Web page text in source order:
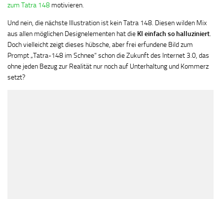
zum Tatra 148 motivieren.
Und nein, die nächste Illustration ist kein Tatra 148. Diesen wilden Mix
aus allen möglichen Designelementen hat die KI einfach so halluziniert.
Doch vielleicht zeigt dieses hübsche, aber frei erfundene Bild zum
Prompt „Tatra-148 im Schnee“ schon die Zukunft des Internet 3.0, das
ohne jeden Bezug zur Realität nur noch auf Unterhaltung und Kommerz
setzt?